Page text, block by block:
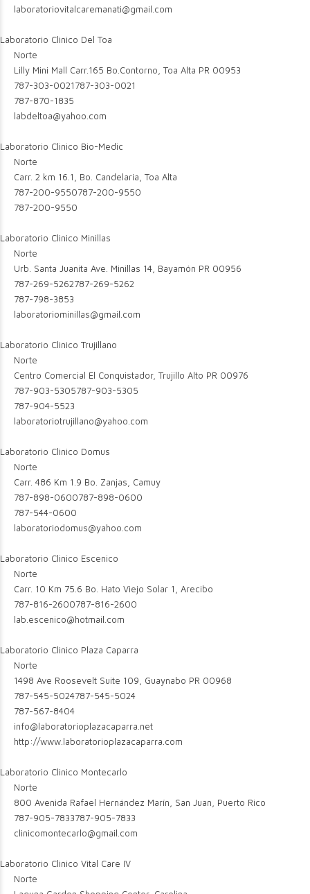
laboratoriovitalcaremanati@gmail.com
Laboratorio Clinico Del Toa
Norte
Lilly Mini Mall Carr.165 Bo.Contorno, Toa Alta PR 00953
787-303-0021787-303-0021
787-870-1835
labdeltoa@yahoo.com
Laboratorio Clinico Bio-Medic
Norte
Carr. 2 km 16.1, Bo. Candelaria, Toa Alta
787-200-9550787-200-9550
787-200-9550
Laboratorio Clinico Minillas
Norte
Urb. Santa Juanita Ave. Minillas 14, Bayamón PR 00956
787-269-5262787-269-5262
787-798-3853
laboratoriominillas@gmail.com
Laboratorio Clinico Trujillano
Norte
Centro Comercial El Conquistador, Trujillo Alto PR 00976
787-903-5305787-903-5305
787-904-5523
laboratoriotrujillano@yahoo.com
Laboratorio Clinico Domus
Norte
Carr. 486 Km 1.9 Bo. Zanjas, Camuy
787-898-0600787-898-0600
787-544-0600
laboratoriodomus@yahoo.com
Laboratorio Clinico Escenico
Norte
Carr. 10 Km 75.6 Bo. Hato Viejo Solar 1, Arecibo
787-816-2600787-816-2600
lab.escenico@hotmail.com
Laboratorio Clinico Plaza Caparra
Norte
1498 Ave Roosevelt Suite 109, Guaynabo PR 00968
787-545-5024787-545-5024
787-567-8404
info@laboratorioplazacaparra.net
http://www.laboratorioplazacaparra.com
Laboratorio Clinico Montecarlo
Norte
800 Avenida Rafael Hernández Marín, San Juan, Puerto Rico
787-905-7833787-905-7833
clinicomontecarlo@gmail.com
Laboratorio Clinico Vital Care IV
Norte